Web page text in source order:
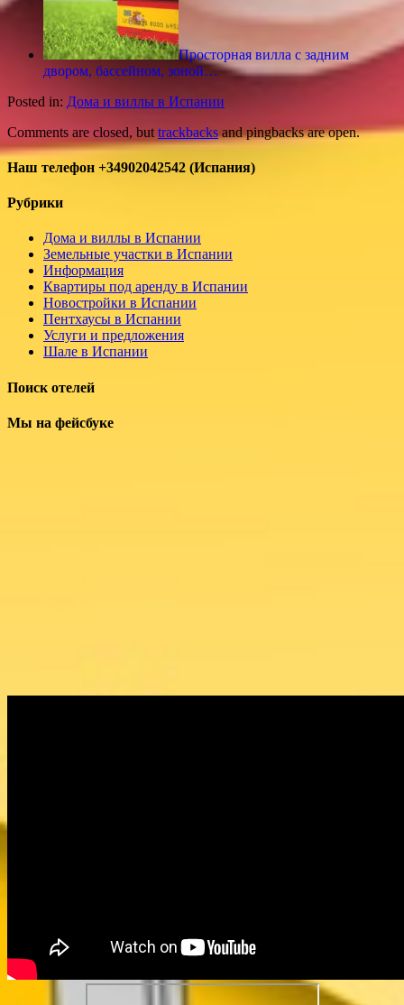
Просторная вилла с задним
двором, бассейном, зоной…
Posted in: Дома и виллы в Испании
Comments are closed, but trackbacks and pingbacks are open.
Наш телефон +34902042542 (Испания)
Рубрики
Дома и виллы в Испании
Земельные участки в Испании
Информация
Квартиры под аренду в Испании
Новостройки в Испании
Пентхаусы в Испании
Услуги и предложения
Шале в Испании
Поиск отелей
Мы на фейсбуке